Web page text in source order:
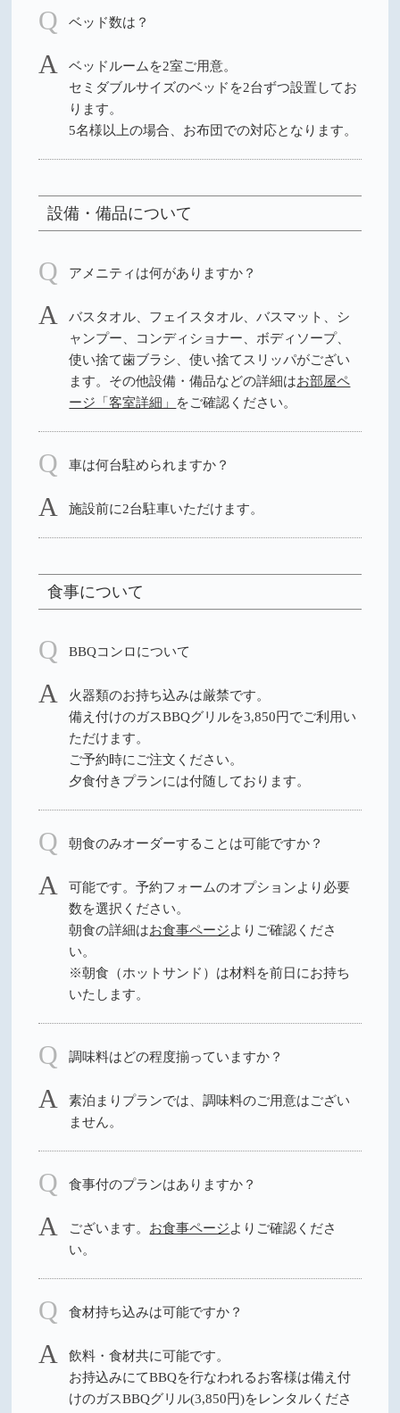
ベッド数は？
ベッドルームを2室ご用意。
セミダブルサイズのベッドを2台ずつ設置してお
ります。
5名様以上の場合、お布団での対応となります。
設備・備品について
アメニティは何がありますか？
バスタオル、フェイスタオル、バスマット、シ
ャンプー、コンディショナー、ボディソープ、
使い捨て歯ブラシ、使い捨てスリッパがござい
ます。その他設備・備品などの詳細はお部屋ペ
ージ「客室詳細」 をご確認ください。
車は何台駐められますか？
施設前に2台駐車いただけます。
食事について
BBQコンロについて
火器類のお持ち込みは厳禁です。
備え付けのガスBBQグリルを3,850円でご利用い
ただけます。
ご予約時にご注文ください。
夕食付きプランには付随しております。
朝食のみオーダーすることは可能ですか？
可能です。予約フォームのオプションより必要
数を選択ください。
朝食の詳細はお食事ページよりご確認くださ
い。
※朝食（ホットサンド）は材料を前日にお持ち
いたします。
調味料はどの程度揃っていますか？
素泊まりプランでは、調味料のご用意はござい
ません。
食事付のプランはありますか？
ございます。 お食事ページよりご確認くださ
い。
食材持ち込みは可能ですか？
飲料・食材共に可能です。
お持込みにてBBQを行なわれるお客様は備え付
けのガスBBQグリル(3,850円)をレンタルくださ